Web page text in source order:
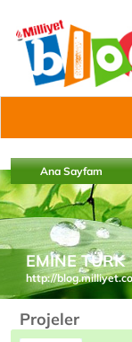
Ana Sayfam
EMİNE TÜRK
http://
Projeler